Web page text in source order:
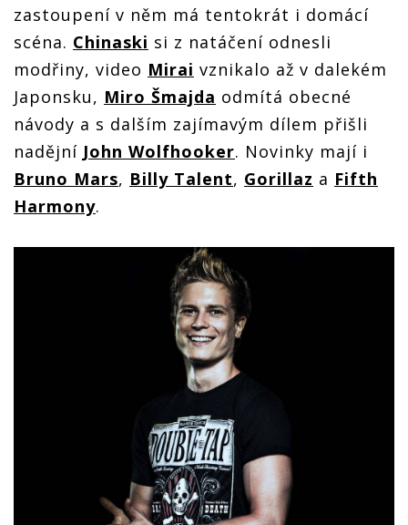
zastoupení v něm má tentokrát i domácí
scéna. Chinaski si z natáčení odnesli
modřiny, video Mirai vznikalo až v dalekém
Japonsku, Miro Šmajda odmítá obecné
návody a s dalším zajímavým dílem přišli
nadějní John Wolfhooker. Novinky mají i
Bruno Mars, Billy Talent, Gorillaz a Fifth
Harmony.